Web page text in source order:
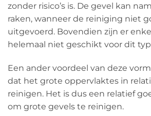
zonder risico’s is. De gevel kan
raken, wanneer de reiniging niet
uitgevoerd. Bovendien zijn er
helemaal niet geschikt voor dit
Een ander voordeel van deze
dat het grote oppervlaktes in
reinigen. Het is dus een relatief
om grote gevels te reinigen.